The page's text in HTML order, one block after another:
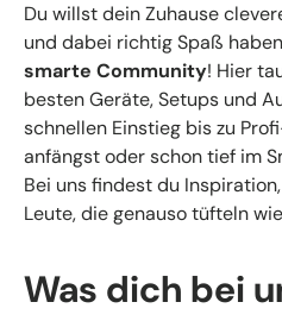
Du willst dein Zuhause
und dabei richtig Spaß
smarte Community! Hier
besten Geräte, Setups und
schnellen Einstieg bis zu
anfängst oder schon tief im
Bei uns findest du
Leute, die genauso tüfteln
Was dich bei